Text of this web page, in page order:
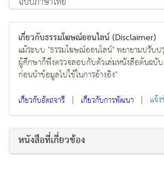
เกี่ยวกับธรรมโฆษณ์ออนไลน์ (Disclaimer)
แม้ระบบ "ธรรมโฆษณ์ออนไลน์" พยายามปรับ
ผู้ศึกษาก็พึงตรวจสอบกับตัวเล่มหนังสือต้นฉบั
ก่อนนำข้อมูลไปใช้ในการอ้างอิง"
เกี่ยวกับอัตถจารี | เกี่ยวกับการพัฒนา | แจ้
หนังสือที่เกี่ยวข้อง